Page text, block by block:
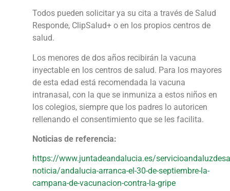
Todos pueden solicitar ya su cita a través de Salud
Responde, ClipSalud+ o en los propios centros de
salud.
Los menores de dos años recibirán la vacuna
inyectable en los centros de salud. Para los mayores
de esta edad está recomendada la vacuna
intranasal, con la que se inmuniza a estos niños en
los colegios, siempre que los padres lo autoricen
rellenando el consentimiento que se les facilita.
Noticias de referencia:
https://www.juntadeandalucia.es/
noticia/andalucia-arranca-el-30-de-septiembre-la-
campana-de-vacunacion-contra-la-gripe